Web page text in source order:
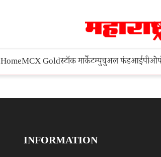
HomeMCX Goldस्टॉक मार्केटम्युचुअल फंडआईपीओ
INFORMATION